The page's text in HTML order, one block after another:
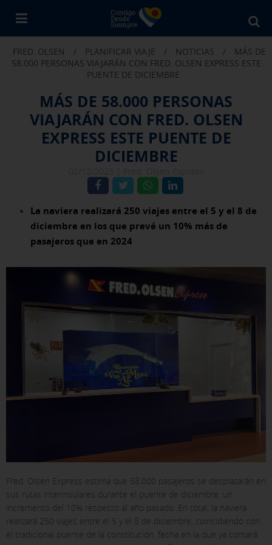
FRED. OLSEN / PLANIFICAR VIAJE / NOTICIAS /
MÁS DE
58.000 PERSONAS VIAJARÁN CON FRED. OLSEN EXPRESS ESTE
PUENTE DE DICIEMBRE
MÁS DE 58.000 PERSONAS
VIAJARÁN CON FRED. OLSEN
EXPRESS ESTE PUENTE DE
DICIEMBRE
La naviera realizará 250 viajes entre el 5 y el 8 de
diciembre en los que prevé un 10% más de
pasajeros que en 2024
Fred. Olsen Express estima que 58.000 pasajeros se desplazarán en
sus rutas interinsulares durante el puente de diciembre, un
incremento del 10% respecto al año pasado. En total, la naviera
realizará 250 viajes entre el 5 y el 8 de diciembre, coincidiendo con
el tradicional puente de la constitución, fecha en la que ya contará
X